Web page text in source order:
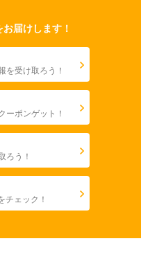
お届けします！
を受け取ろう！
ーポンゲット！
ろう！
チェック！